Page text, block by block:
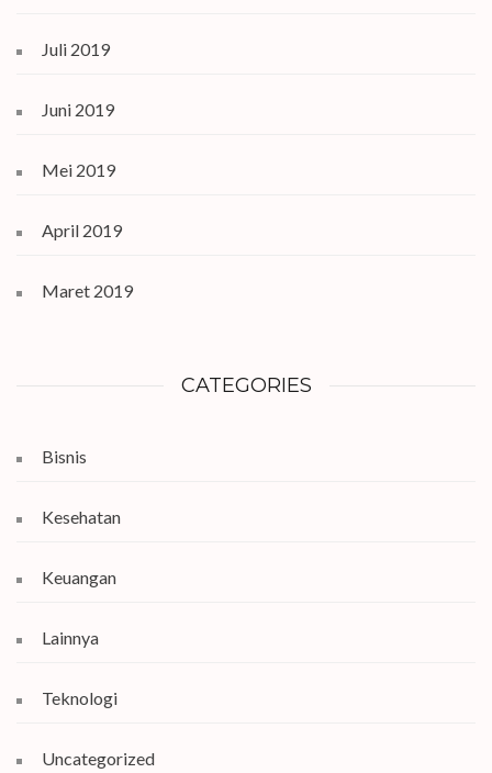
Juli 2019
Juni 2019
Mei 2019
April 2019
Maret 2019
CATEGORIES
Bisnis
Kesehatan
Keuangan
Lainnya
Teknologi
Uncategorized